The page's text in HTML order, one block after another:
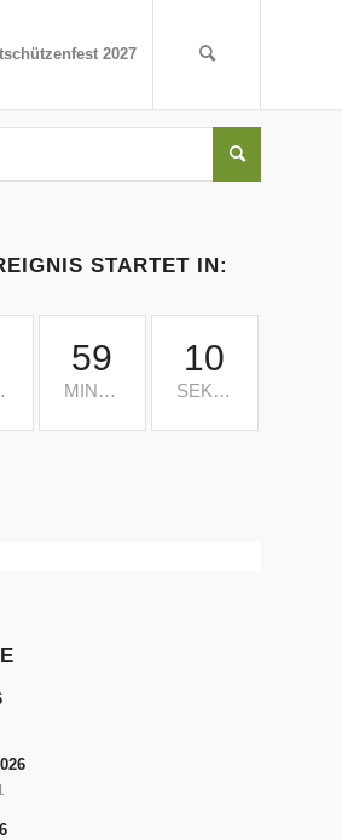
2027
STARTET IN:
59
MINUTEN
10
SEKUNDEN